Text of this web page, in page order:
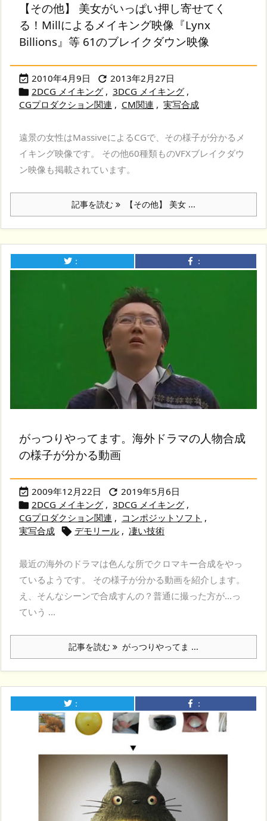
【その他】 美女がいっぱい押し寄せてく
る！Millによるメイキング映像『Lynx
Billions』等 61のブレイクダウン映像
 2010年4月9日  2013年2月27日
 2DCG メイキング , 3DCG メイキング ,
CGプロダクション関連 , CM関連 , 実写合成
遠景の女性はMassiveによるCGで、その様子が分かるメ
イキング映像です。 その他60種類ものVFXブレイクダウ
ン映像も掲載されています。
記事を読む 【その他】 美女 ...
： ：
がっつりやってます。海外ドラマの人物合成
の様子が分かる動画
 2009年12月22日  2019年5月6日
 2DCG メイキング , 3DCG メイキング ,
CGプロダクション関連 , コンポジットソフト ,
実写合成  デモリール , 凄い技術
最近の海外のドラマは色んな所でクロマキー合成をやっ
ているようです。 その様子が分かる動画を紹介します。
え、そんなシーンで合成すんの？普通に撮った方が…っ
ていう ...
記事を読む がっつりやってま ...
： ：